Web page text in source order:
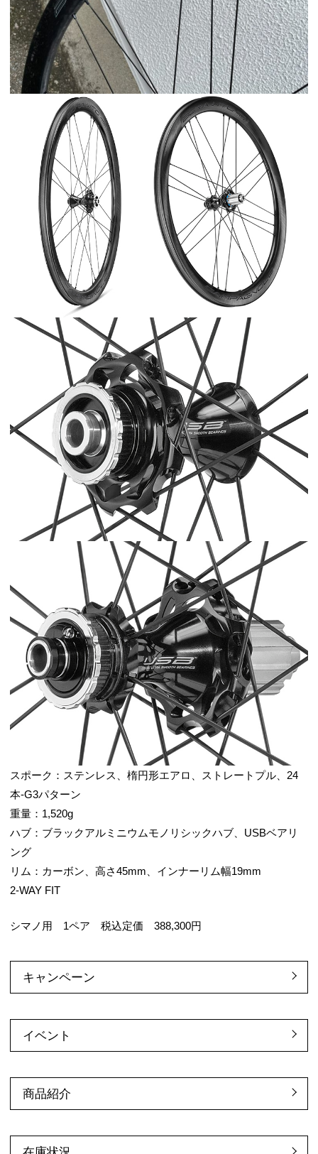
スポーク：ステンレス、楕円形エアロ、ストレートプル、24
本-G3パターン
重量：1,520g
ハブ：ブラックアルミニウムモノリシックハブ、USBベアリ
ング
リム：カーボン、高さ45mm、インナーリム幅19mm
2-WAY FIT
シマノ用 1ペア 税込定価 388,300円
キャンペーン
イベント
商品紹介